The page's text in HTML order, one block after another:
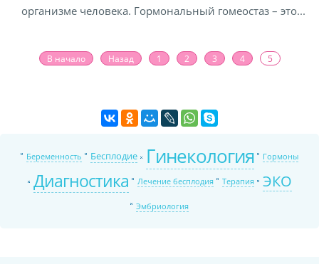
Беременность Бесплодие Гинекология Гормоны
Диагностика Лечение бесплодия Терапия ЭКО
Эмбриология
организме человека. Гормональный гомеостаз – это...
В начало Назад 1 2 3 4 5